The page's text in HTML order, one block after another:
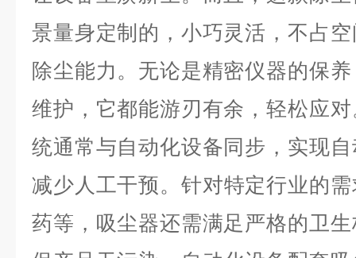
景量身定制的，小巧灵活，不占
除尘能力。无论是精密仪器的保
维护，它都能游刃有余，轻松应
统通常与自动化设备同步，实现
减少人工干预。 针对特定行业的
药等，吸尘器还需满足严格的卫